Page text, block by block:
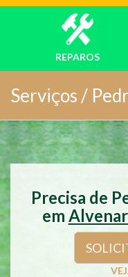
REPAROS
Serviços /
Precisa de
em